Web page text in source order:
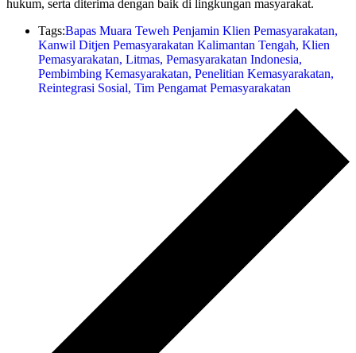
hukum, serta diterima dengan baik di lingkungan masyarakat.
Tags:Bapas Muara Teweh Penjamin Klien Pemasyarakatan,
Kanwil Ditjen Pemasyarakatan Kalimantan Tengah, Klien
Pemasyarakatan, Litmas, Pemasyarakatan Indonesia,
Pembimbing Kemasyarakatan, Penelitian Kemasyarakatan,
Reintegrasi Sosial, Tim Pengamat Pemasyarakatan